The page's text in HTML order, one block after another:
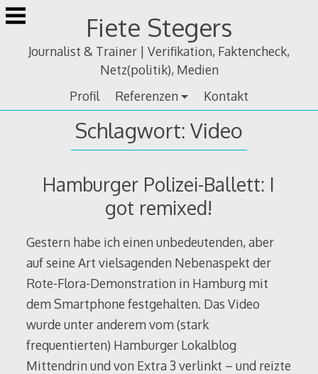
Zum
Inhalt
Fiete Stegers
Journalist & Trainer | Verifikation, Faktencheck,
Netz(politik), Medien
Profil
Referenzen Kontakt
Schlagwort: Video
Hamburger Polizei-Ballett: I
got remixed!
Gestern habe ich einen unbedeutenden, aber
auf seine Art vielsagenden Nebenaspekt der
Rote-Flora-Demonstration in Hamburg mit
dem Smartphone festgehalten. Das Video
wurde unter anderem vom (stark
frequentierten) Hamburger Lokalblog
Mittendrin und von Extra 3 verlinkt – und reizte